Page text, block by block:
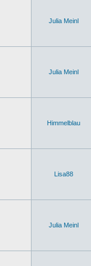
Julia Meinl
Julia Meinl
Himmelblau
Lisa88
Julia Meinl